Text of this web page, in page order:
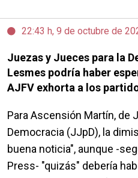
22:43 h, 9 de octubre de
Juezas y Jueces para la
Lesmes podría haber
AJFV exhorta a los
Para Ascensión Martín, de
Democracia (JJpD), la
buena noticia", aunque -
Press- "quizás" debería